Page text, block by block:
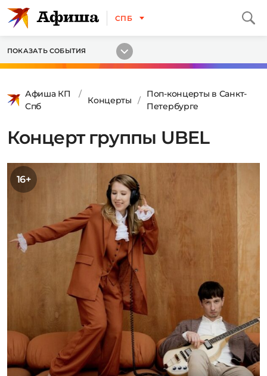
СПБ
ПОКАЗАТЬ СОБЫТИЯ
Афиша КП
Спб
Концерты
Поп-концерты в Санкт-
Петербурге
Концерт группы UBEL
16+